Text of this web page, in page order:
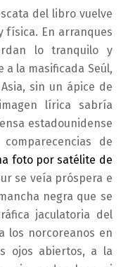
del libro vuelve
física. En arranques
lo tranquilo y
la masificada Seúl,
sin un ápice de
lírica sabría
estadounidense
de
foto por satélite de
se veía próspera e
negra que se
jaculatoria del
los norcoreanos en
ojos abiertos, a la